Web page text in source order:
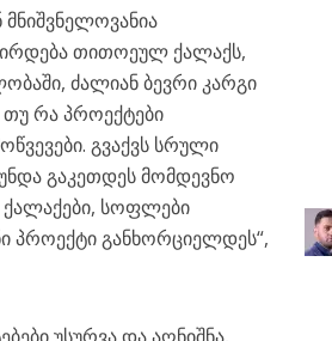
მნიშვნელოვანია
თითოეულ ქალაქს,
ძალიან ბევრი კარგი
რა პროექტები
გვაქვს სრული
გაკეთდეს მომდევნო
სოფლები
პროექტი განხორციელდეს“,